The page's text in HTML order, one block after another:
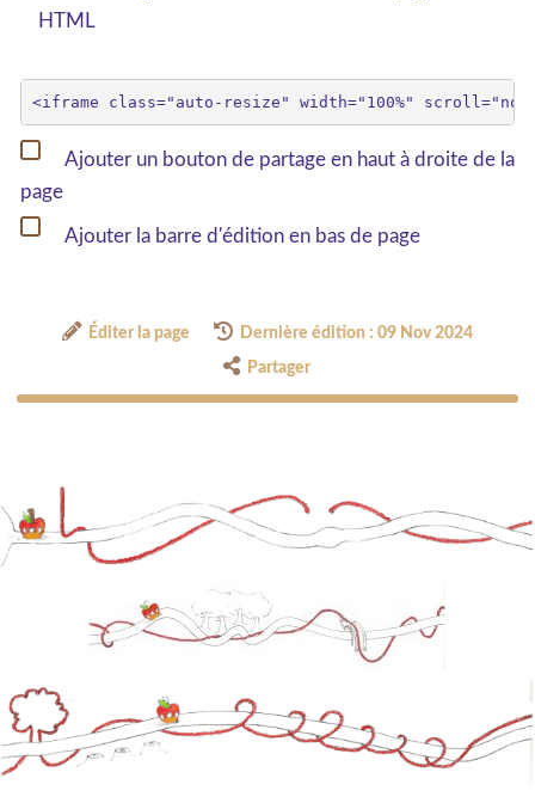
HTML
Ajouter un bouton de partage en haut à droite de la
page
Ajouter la barre d'édition en bas de page
Éditer la page Dernière édition : 09 Nov 2024
Partager